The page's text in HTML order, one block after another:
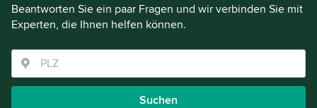
Beantworten Sie ein paar Fragen und wir verbinden Sie mit
Experten, die Ihnen helfen können.
Suchen